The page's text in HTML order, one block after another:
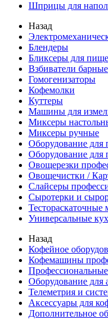
Шприцы для
Назад
Блендеры
Бликсеры для
Взбиватели барные
Гомогенизаторы
Кофемолки
Куттеры
Машины для
Миксеры
Миксеры ручные
Оборудование для
Оборудование для
Овощерезки
Овощечистки /
Слайсеры
Сыротерки и
Универсальные
Назад
Кофейное
Кофемашины
Оборудование для
Телеметрия и
Аксессуары для
Дополнительное